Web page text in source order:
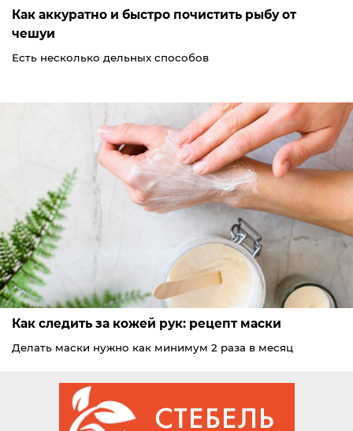
Как аккуратно и быстро почистить рыбу от
чешуи
Есть несколько дельных способов
Как следить за кожей рук: рецепт маски
Делать маски нужно как минимум 2 раза в месяц